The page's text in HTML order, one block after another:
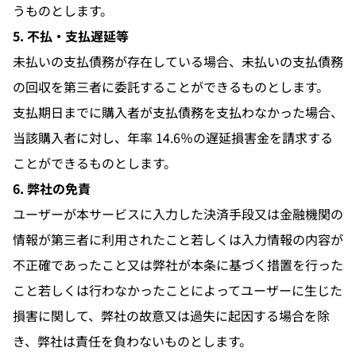
うものとします。
5. 不払・支払遅延等
未払いの支払債務が存在している場合、未払いの支払債務
の回収を第三者に委託することができるものとします。
支払期日までに購入者が支払債務を支払わなかった場合、
当該購入者に対し、年率 14.6％の遅延損害金を請求する
ことができるものとします。
6. 弊社の免責
ユーザーが本サービスに入力した決済手段又は金融機関の
情報が第三者に利用されたこと若しくは入力情報の内容が
不正確であったこと又は弊社が本条に基づく措置を行った
こと若しくは行わなかったことによってユーザーに生じた
損害に関して、弊社の故意又は過失に起因する場合を除
き、弊社は責任を負わないものとします。